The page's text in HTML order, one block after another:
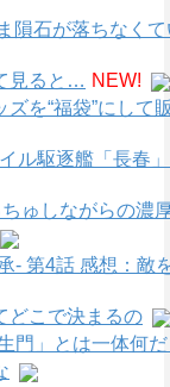
隕石が落ちなく
見ると… NEW!
を“福袋”にして
ル駆逐艦「長春
ゅしながらの濃
- 第4話 感想：敵
どこで決まるの
門」とは一体何